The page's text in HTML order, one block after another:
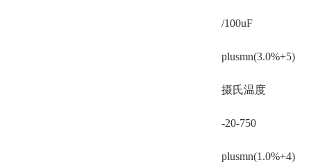
/100uF
plusmn(3.0%+5)
摄氏温度
-20-750
plusmn(1.0%+4)